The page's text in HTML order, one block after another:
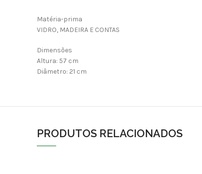
Matéria-prima
VIDRO, MADEIRA E CONTAS
Dimensões
Altura: 57 cm
Diâmetro: 21 cm
PRODUTOS RELACIONADOS